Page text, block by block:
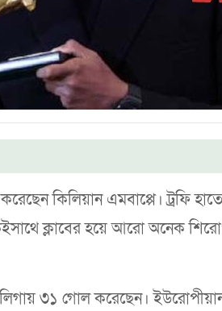
কিলিয়ান এমবাপ্পে। ট্রফি হাতে
ক্লাবের হয়ে আরো অনেক
৩১ গোল করেছেন।